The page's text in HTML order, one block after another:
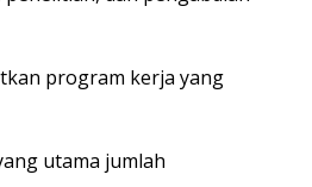
program kerja yang
utama jumlah